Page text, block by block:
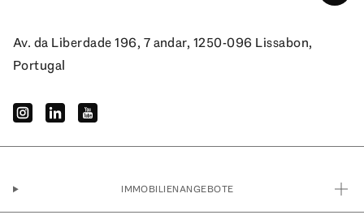
Av. da Liberdade 196, 7 andar, 1250-096 Lissabon,
Portugal
instagramlinkedinyoutube
IMMOBILIENANGEBOTE